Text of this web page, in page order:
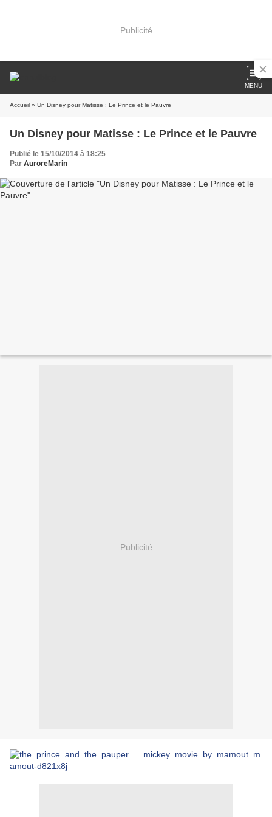
Publicité
MENU
Accueil » Un Disney pour Matisse : Le Prince et le Pauvre
Un Disney pour Matisse : Le Prince et le Pauvre
Publié le 15/10/2014 à 18:25
Par AuroreMarin
Publicité